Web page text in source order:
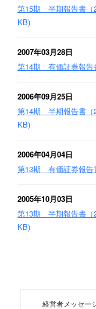
第15期 半期報告書（
KB)
2007年03月28日
第14期 有価証券報告
2006年09月25日
第14期 半期報告書（
KB)
2006年04月04日
第13期 有価証券報告
2005年10月03日
第13期 半期報告書（
KB)
経営者メッセー